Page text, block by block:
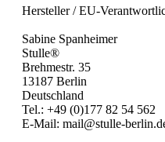
Hersteller / EU-
Sabine Spanheimer
Stulle®
Brehmestr. 35
13187 Berlin
Deutschland
Tel.: +49 (0)177 82 54 562
E-Mail: mail@stulle-